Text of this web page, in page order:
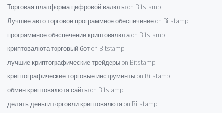
Торговая платформа цифровой валюты on Bitstamp
Лучшие авто торговое программное обеспечение on Bitstamp
программное обеспечение криптовалюта on Bitstamp
криптовалюта торговый бот on Bitstamp
лучшие криптографические трейдеры on Bitstamp
криптографические торговые инструменты on Bitstamp
обмен криптовалюта сайты on Bitstamp
делать деньги торговли криптовалюта on Bitstamp